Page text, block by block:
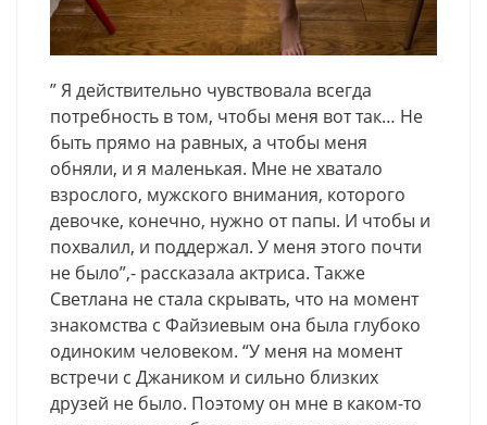
” Я действительно чувствовала всегда
потребность в том, чтобы меня вот так… Не
быть прямо на равных, а чтобы меня
обняли, и я маленькая. Мне не хватало
взрослого, мужского внимания, которого
девочке, конечно, нужно от папы. И чтобы и
похвалил, и поддержал. У меня этого почти
не было”,- рассказала актриса. Также
Светлана не стала скрывать, что на момент
знакомства с Файзиевым она была глубоко
одиноким человеком. “У меня на момент
встречи с Джаником и сильно близких
друзей не было. Поэтому он мне в каком-то